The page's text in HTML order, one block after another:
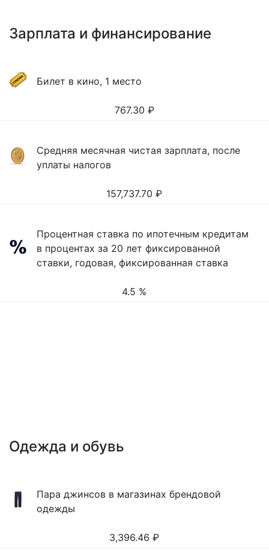
Зарплата и финансирование
Билет в кино, 1 место
767.30 ₽
Средняя месячная чистая зарплата, после
уплаты налогов
157,737.70 ₽
Процентная ставка по ипотечным кредитам
в процентах за 20 лет фиксированной
ставки, годовая, фиксированная ставка
4.5 %
Одежда и обувь
Пара джинсов в магазинах брендовой
одежды
3,396.46 ₽